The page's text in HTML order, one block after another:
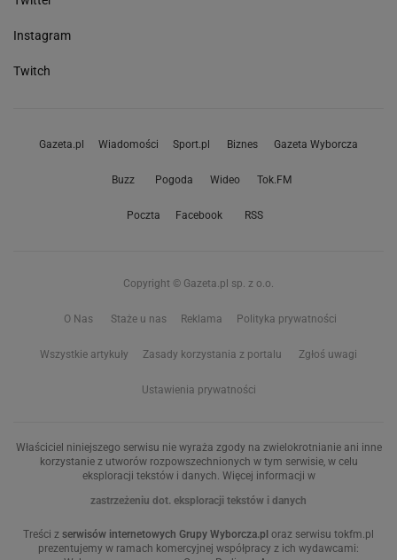
Instagram
Twitch
Gazeta.pl Wiadomości Sport.pl Biznes Gazeta Wyborcza
Buzz Pogoda Wideo Tok.FM
Poczta Facebook RSS
Copyright © Gazeta.pl sp. z o.o.
O Nas Staże u nas Reklama Polityka prywatności
Wszystkie artykuły Zasady korzystania z portalu Zgłoś uwagi
Ustawienia prywatności
Właściciel niniejszego serwisu nie wyraża zgody na zwielokrotnianie ani inne
korzystanie z utworów rozpowszechnionych w tym serwisie, w celu
eksploracji tekstów i danych. Więcej informacji w
zastrzeżeniu dot. eksploracji tekstów i danych
Treści z serwisów internetowych Grupy Wyborcza.pl oraz serwisu tokfm.pl
prezentujemy w ramach komercyjnej współpracy z ich wydawcami: